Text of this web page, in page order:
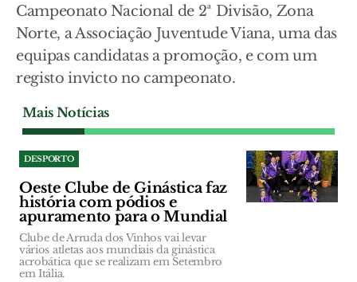
Campeonato Nacional de 2ª Divisão, Zona
Norte, a Associação Juventude Viana, uma das
equipas candidatas a promoção, e com um
registo invicto no campeonato.
Mais Notícias
DESPORTO
Oeste Clube de Ginástica faz
história com pódios e
apuramento para o Mundial
Clube de Arruda dos Vinhos vai levar
vários atletas aos mundiais da ginástica
acrobática que se realizam em Setembro
em Itália.